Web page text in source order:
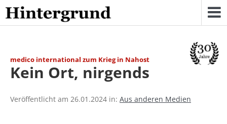
Skip
to
content
medico international zum Krieg in Nahost
Kein Ort, nirgends
Veröffentlicht am 26.01.2024 in: Aus anderen Medien